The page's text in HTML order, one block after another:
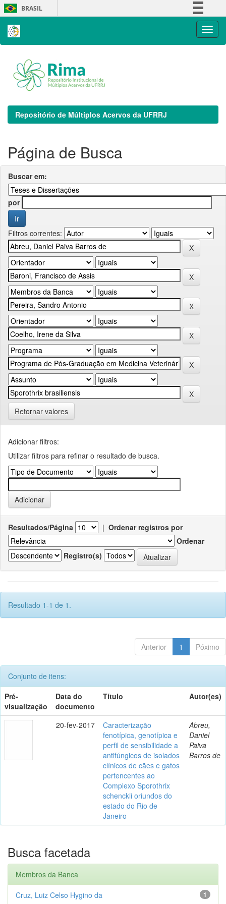
Skip
navigation
BRASIL
Repositório de Múltiplos Acervos da UFRRJ
Página de Busca
Buscar em:
por
Filtros correntes:
Retornar valores
Adicionar filtros:
Utilizar filtros para refinar o resultado de busca.
Resultados/Página | Ordenar registros por
Ordenar
Registro(s)
Resultado 1-1 de 1.
Anterior 1 Póximo
Conjunto de itens:
Pré-
visualização
Data do
documento
Título Autor(es)
20-fev-2017
Caracterização
fenotípica, genotípica e
perfil de sensibilidade a
antifúngicos de isolados
clínicos de cães e gatos
pertencentes ao
Complexo Sporothrix
schenckii oriundos do
estado do Rio de
Janeiro
Abreu,
Daniel
Paiva
Barros de
Busca facetada
Membros da Banca
1
Cruz, Luiz Celso Hygino da